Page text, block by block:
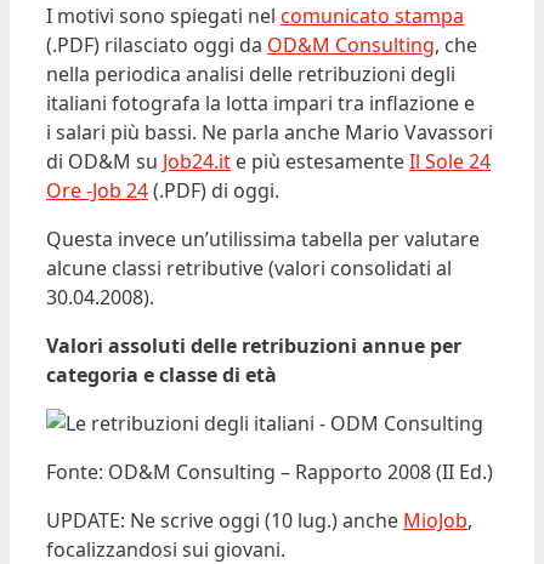
I motivi sono spiegati nel comunicato stampa
(.PDF) rilasciato oggi da OD&M Consulting, che
nella periodica analisi delle retribuzioni degli
italiani fotografa la lotta impari tra inflazione e
i salari più bassi. Ne parla anche Mario Vavassori
di OD&M su Job24.it e più estesamenteIl Sole 24
Ore -Job 24(.PDF) di oggi.
Questa invece un’utilissima tabella per valutare
alcune classi retributive (valori consolidati al
30.04.2008).
Valori assoluti delle retribuzioni annue per
categoria e classe di età
Fonte: OD&M Consulting – Rapporto 2008 (II Ed.)
UPDATE: Ne scrive oggi (10 lug.) anche MioJob,
focalizzandosi sui giovani.